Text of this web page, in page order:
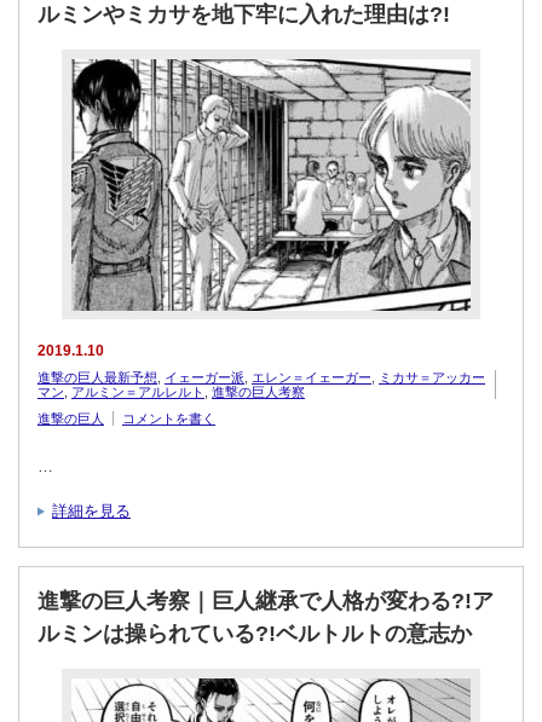
ルミンやミカサを地下牢に入れた理由は?!
2019.1.10
進撃の巨人最新予想 イェーガー派 エレン＝イェーガー
ミカサ＝アッカー
マン
アルミン＝アルレルト
進撃の巨人考察
進撃の巨人
コメントを書く
…
詳細を見る
進撃の巨人考察｜巨人継承で人格が変わる?!ア
ルミンは操られている?!ベルトルトの意志か